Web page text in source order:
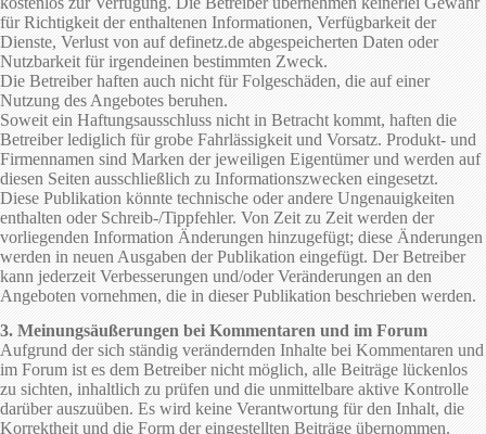
für Richtigkeit der enthaltenen Informationen, Verfügbarkeit der
Dienste, Verlust von auf definetz.de abgespeicherten Daten oder
Nutzbarkeit für irgendeinen bestimmten Zweck.
Die Betreiber haften auch nicht für Folgeschäden, die auf einer
Nutzung des Angebotes beruhen.
Soweit ein Haftungsausschluss nicht in Betracht kommt, haften die
Betreiber lediglich für grobe Fahrlässigkeit und Vorsatz. Produkt- und
Firmennamen sind Marken der jeweiligen Eigentümer und werden auf
diesen Seiten ausschließlich zu Informationszwecken eingesetzt.
Diese Publikation könnte technische oder andere Ungenauigkeiten
enthalten oder Schreib-/Tippfehler. Von Zeit zu Zeit werden der
vorliegenden Information Änderungen hinzugefügt; diese Änderungen
werden in neuen Ausgaben der Publikation eingefügt. Der Betreiber
kann jederzeit Verbesserungen und/oder Veränderungen an den
Angeboten vornehmen, die in dieser Publikation beschrieben werden.
3. Meinungsäußerungen bei Kommentaren und im Forum
Aufgrund der sich ständig verändernden Inhalte bei Kommentaren und
im Forum ist es dem Betreiber nicht möglich, alle Beiträge lückenlos
zu sichten, inhaltlich zu prüfen und die unmittelbare aktive Kontrolle
darüber auszuüben. Es wird keine Verantwortung für den Inhalt, die
Korrektheit und die Form der eingestellten Beiträge übernommen.